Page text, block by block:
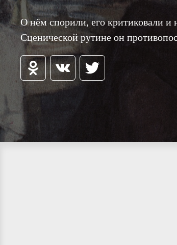
О нём спорили, его критиковали и
Сценической рутине он